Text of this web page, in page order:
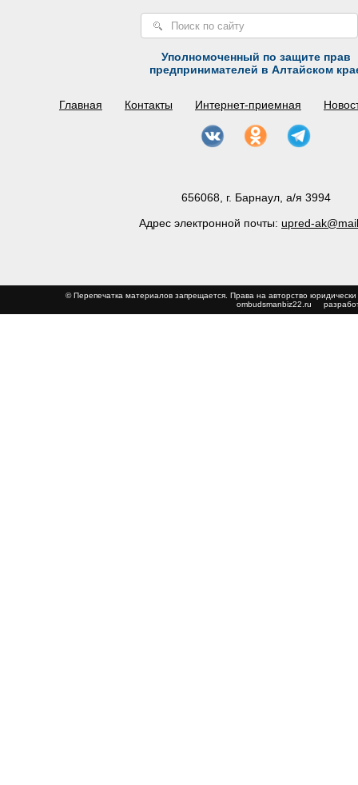
Уполномоченный по защите прав
предпринимателей в Алтайском
Главная Контакты Интернет-приемная
656068, г. Барнаул, а/я 3994
Адрес электронной почты: upred-
© Перепечатка материалов запрещается. Права на авторство
ombudsmanbiz22.ru